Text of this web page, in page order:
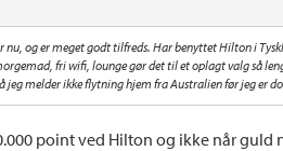
og er meget godt tilfreds. Har benyttet Hilton i
fri wifi, lounge gør det til et oplagt valg så
jeg melder ikke flytning hjem fra Australien før jeg er
point ved Hilton og ikke når guld